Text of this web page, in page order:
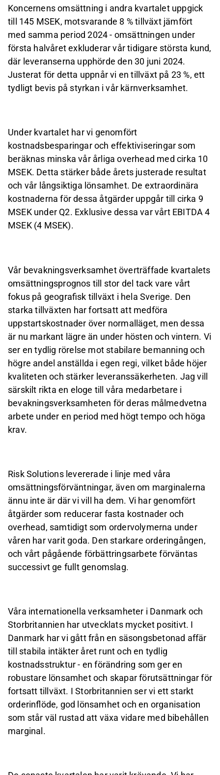
Koncernens omsättning i andra kvartalet uppgick
till 145 MSEK, motsvarande 8 % tillväxt jämfört
med samma period 2024 - omsättningen under
första halvåret exkluderar vår tidigare största kund,
där leveranserna upphörde den 30 juni 2024.
Justerat för detta uppnår vi en tillväxt på 23 %, ett
tydligt bevis på styrkan i vår kärnverksamhet.
Under kvartalet har vi genomfört
kostnadsbesparingar och effektiviseringar som
beräknas minska vår årliga overhead med cirka 10
MSEK. Detta stärker både årets justerade resultat
och vår långsiktiga lönsamhet. De extraordinära
kostnaderna för dessa åtgärder uppgår till cirka 9
MSEK under Q2. Exklusive dessa var vårt EBITDA 4
MSEK (4 MSEK).
Vår bevakningsverksamhet överträffade kvartalets
omsättningsprognos till stor del tack vare vårt
fokus på geografisk tillväxt i hela Sverige. Den
starka tillväxten har fortsatt att medföra
uppstartskostnader över normalläget, men dessa
är nu markant lägre än under hösten och vintern. Vi
ser en tydlig rörelse mot stabilare bemanning och
högre andel anställda i egen regi, vilket både höjer
kvaliteten och stärker leveranssäkerheten. Jag vill
särskilt rikta en eloge till våra medarbetare i
bevakningsverksamheten för deras målmedvetna
arbete under en period med högt tempo och höga
krav.
Risk Solutions levererade i linje med våra
omsättningsförväntningar, även om marginalerna
ännu inte är där vi vill ha dem. Vi har genomfört
åtgärder som reducerar fasta kostnader och
overhead, samtidigt som ordervolymerna under
våren har varit goda. Den starkare orderingången,
och vårt pågående förbättringsarbete förväntas
successivt ge fullt genomslag.
Våra internationella verksamheter i Danmark och
Storbritannien har utvecklats mycket positivt. I
Danmark har vi gått från en säsongsbetonad affär
till stabila intäkter året runt och en tydlig
kostnadsstruktur - en förändring som ger en
robustare lönsamhet och skapar förutsättningar för
fortsatt tillväxt. I Storbritannien ser vi ett starkt
orderinflöde, god lönsamhet och en organisation
som står väl rustad att växa vidare med bibehållen
marginal.